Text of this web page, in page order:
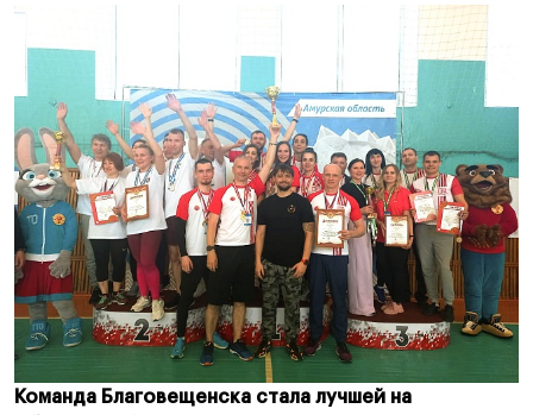
Команда Благовещенска стала лучшей на